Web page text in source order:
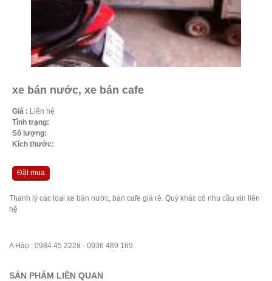
xe bán nước, xe bán cafe
Giá : Liên hệ
Tình trạng:
Số lượng:
Kích thước:
Đặt mua
Thanh lý các loại xe bán nước, bán cafe giá rẻ. Quý khác có nhu cầu xin liên
hệ
A Hào : 0984 45 2228 - 0936 489 169
SẢN PHẨM LIÊN QUAN